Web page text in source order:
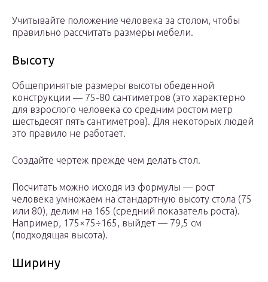
Учитывайте положение человека за столом, чтобы
правильно рассчитать размеры мебели.
Высоту
Общепринятые размеры высоты обеденной
конструкции — 75-80 сантиметров (это характерно
для взрослого человека со средним ростом метр
шестьдесят пять сантиметров). Для некоторых людей
это правило не работает.
Создайте чертеж прежде чем делать стол.
Посчитать можно исходя из формулы — рост
человека умножаем на стандартную высоту стола (75
или 80), делим на 165 (средний показатель роста).
Например, 175×75÷165, выйдет — 79,5 см
(подходящая высота).
Ширину